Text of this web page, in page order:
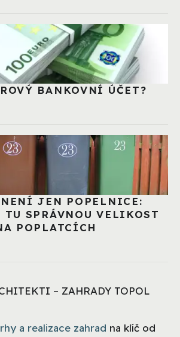
BANKOVNÍ ÚČET?
JEN POPELNICE:
TU SPRÁVNOU VELIKOST
POPLATCÍCH
– ZAHRADY TOPOL
a realizace zahrad na klíč od